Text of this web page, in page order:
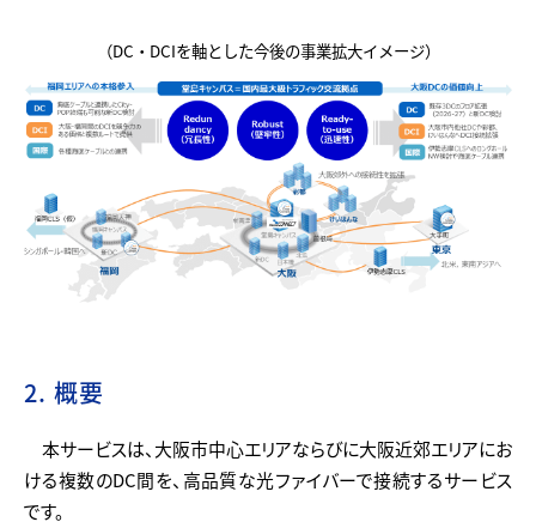
（DC・DCIを軸とした今後の事業拡大イメージ）
2. 概要
本サービスは、大阪市中心エリアならびに大阪近郊エリアにお
ける複数のDC間を、高品質な光ファイバーで接続するサービス
です。